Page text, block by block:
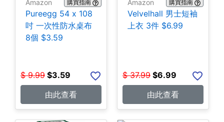
Amazon 購買指南
Pureegg 54 x 108
吋 一次性防水桌布
8個 $3.59
$ 9.99 $3.59
由此查看
Amazon 購買指南
Velvelhall 男士短袖
上衣 3件 $6.99
$ 37.99 $6.99
由此查看